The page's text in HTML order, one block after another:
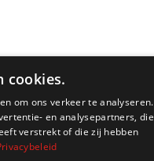
cookies.
om ons verkeer te analyseren.
en analysepartners, die
verstrekt of die zij hebben